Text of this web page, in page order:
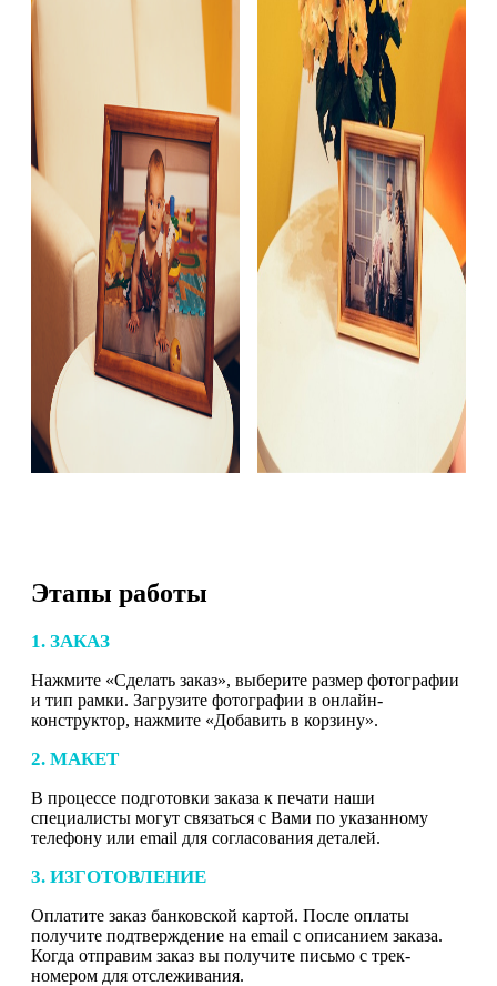
Этапы работы
1. ЗАКАЗ
Нажмите «Сделать заказ», выберите размер фотографии
и тип рамки. Загрузите фотографии в онлайн-
конструктор, нажмите «Добавить в корзину».
2. МАКЕТ
В процессе подготовки заказа к печати наши
специалисты могут связаться с Вами по указанному
телефону или email для согласования деталей.
3. ИЗГОТОВЛЕНИЕ
Оплатите заказ банковской картой. После оплаты
получите подтверждение на email с описанием заказа.
Когда отправим заказ вы получите письмо с трек-
номером для отслеживания.